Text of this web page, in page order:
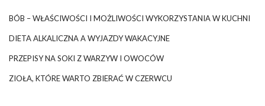
BÓB – WŁAŚCIWOŚCI I MOŻLIWOŚCI WYKORZYSTANIA W KUCHNI
DIETA ALKALICZNA A WYJAZDY WAKACYJNE
PRZEPISY NA SOKI Z WARZYW I OWOCÓW
ZIOŁA, KTÓRE WARTO ZBIERAĆ W CZERWCU